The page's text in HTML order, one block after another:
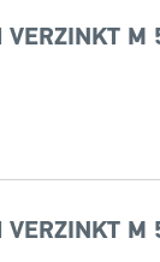
VERZINKT M
VERZINKT M